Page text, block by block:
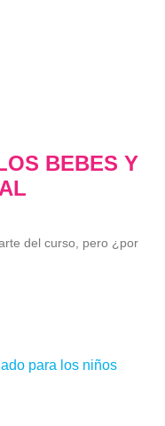
BEBES Y
del curso, pero ¿por